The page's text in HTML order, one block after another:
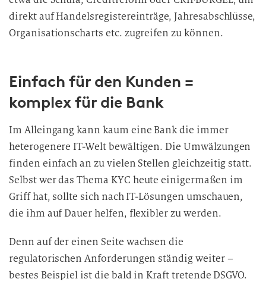
direkt auf Handelsregistereinträge, Jahresabschlüsse,
Organisationscharts etc. zugreifen zu können.
Einfach für den Kunden =
komplex für die Bank
Im Alleingang kann kaum eine Bank die immer
heterogenere IT-Welt bewältigen. Die Umwälzungen
finden einfach an zu vielen Stellen gleichzeitig statt.
Selbst wer das Thema KYC heute einigermaßen im
Griff hat, sollte sich nach IT-Lösungen umschauen,
die ihm auf Dauer helfen, flexibler zu werden.
Denn auf der einen Seite wachsen die
regulatorischen Anforderungen ständig weiter –
bestes Beispiel ist die bald in Kraft tretende DSGVO.